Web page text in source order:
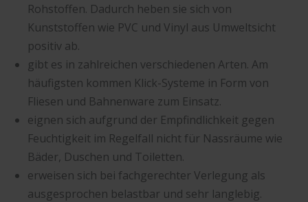
Rohstoffen. Dadurch heben sie sich von
Kunststoffen wie PVC und Vinyl aus Umweltsicht
positiv ab.
gibt es in zahlreichen verschiedenen Arten. Am
häufigsten kommen Klick-Systeme in Form von
Fliesen und Bahnenware zum Einsatz.
eignen sich aufgrund der Empfindlichkeit gegen
Feuchtigkeit im Regelfall nicht für Nassräume wie
Bäder, Duschen und Toiletten.
erweisen sich bei fachgerechter Verlegung als
ausgesprochen belastbar und sehr langlebig.